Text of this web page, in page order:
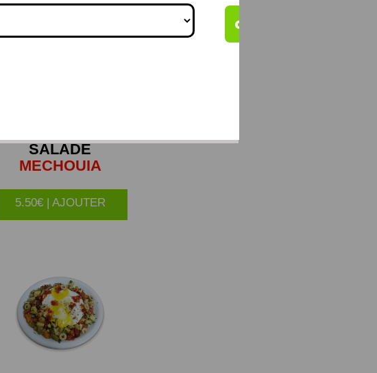
SALADE
MECHOUIA
5.50€ | AJOUTER